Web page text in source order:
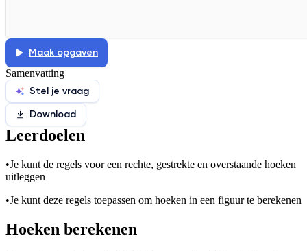
Maak opgaven
Samenvatting
Stel je vraag
Download
Leerdoelen
•Je kunt de regels voor een rechte, gestrekte en overstaande hoeken
uitleggen
•Je kunt deze regels toepassen om hoeken in een figuur te berekenen
Hoeken berekenen